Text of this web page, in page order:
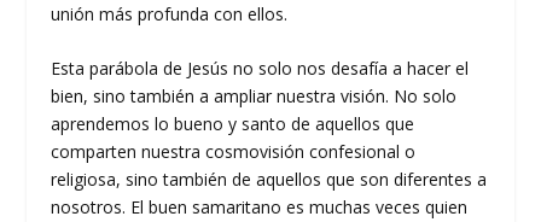
unión más profunda con ellos.
Esta parábola de Jesús no solo nos desafía a hacer el
bien, sino también a ampliar nuestra visión. No solo
aprendemos lo bueno y santo de aquellos que
comparten nuestra cosmovisión confesional o
religiosa, sino también de aquellos que son diferentes a
nosotros. El buen samaritano es muchas veces quien